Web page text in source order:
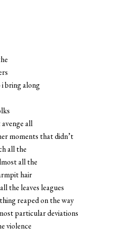
bring along
all
moments that didn’t
all the
all the
hair
the leaves leagues
reaped on the way
particular deviations
violence